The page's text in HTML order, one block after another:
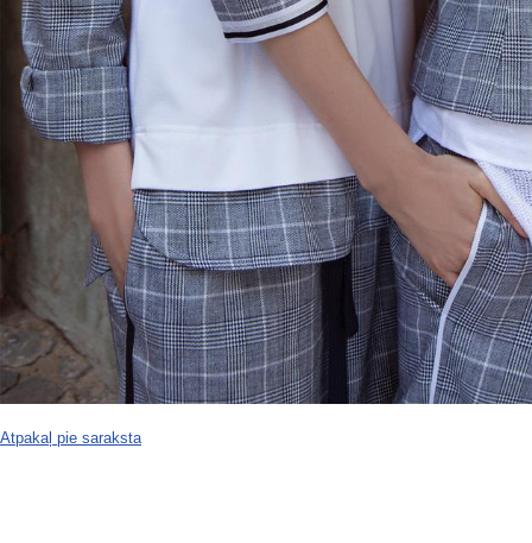
Atpakaļ pie saraksta